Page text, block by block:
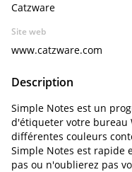
Catzware
Site web
www.catzware.com
Description
Simple Notes est un
d'étiqueter votre bureau
différentes couleurs
Simple Notes est rapide
pas ou n'oublierez pas